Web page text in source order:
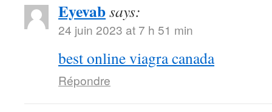
Eyevabsays:
24 juin 2023 at 7 h 51 min
best online viagra canada
Répondre